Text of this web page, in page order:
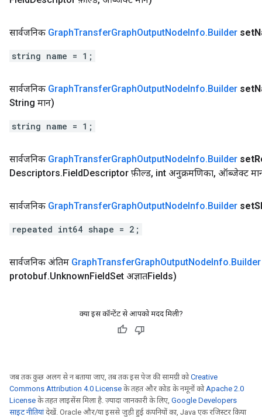
सार्वजनिक GraphTransferGraphOutputNodeInfo.Builder set
string name = 1;
सार्वजनिक GraphTransferGraphOutputNodeInfo.Builder set
String मान)
string name = 1;
सार्वजनिक GraphTransferGraphOutputNodeInfo.Builder set
Descriptors.FieldDescriptor फ़ील्ड, int अनुक्रमणिका, ऑब्जेक्ट
सार्वजनिक GraphTransferGraphOutputNodeInfo.Builder set
repeated int64 shape = 2;
सार्वजनिक अंतिम GraphTransferGraphOutputNodeInfo.Builder
protobuf.UnknownFieldSet अज्ञातFields)
क्या इस कॉन्टेंट से आपको मदद मिली?
जब तक कुछ अलग से न बताया जाए, तब तक इस पेज की सामग्री कोCreative
Commons Attribution 4.0 License के तहत और कोड के नमूनों कोApache 2.0
License के तहत लाइसेंस मिला है. ज़्यादा जानकारी के लिए, Google Developers
साइट नीतियांदेखें. Oracle और/या इससे जुड़ी हुई कंपनियों का, Java एक रजिस्टर किया